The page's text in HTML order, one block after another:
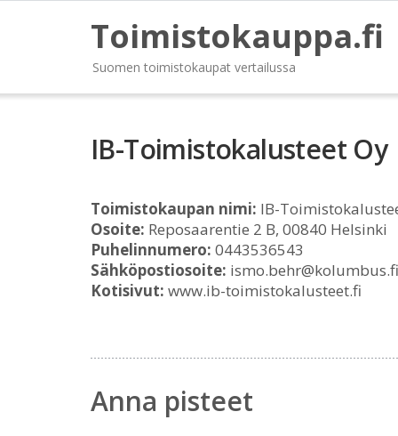
Toimistokauppa.fi
Suomen toimistokaupat vertailussa
IB-Toimistokalusteet Oy
Toimistokaupan nimi: IB-
Osoite: Reposaarentie 2 B, 00840 Helsinki
Puhelinnumero: 0443536543
Sähköpostiosoite: ismo.behr@kolumbus.fi
Kotisivut: www.ib-toimistokalusteet.fi
Anna pisteet